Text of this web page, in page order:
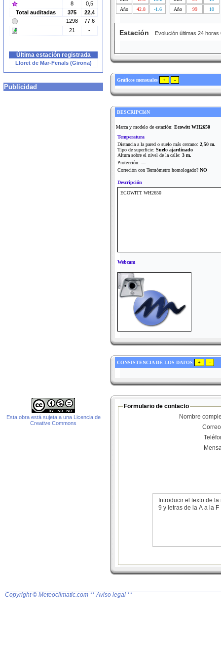
8
0,5
Total auditadas
375
22,4
1298
77.6
21
-
Última estación registrada
Lloret de Mar-Fenals (Girona)
Publicidad
Esta obra está sujeta a una Licencia de
Creative Commons
Año
42.8 -1.6 Año 99 10
Estación Evolución últimas 24 horas
Gráficos mensuales
DESCRIPCIóN
Marca y modelo de estación: Ecowitt WH2650
Temperatura
Distancia a la pared o suelo más cercano: 2,50 m.
Tipo de superficie: Suelo ajardinado
Altura sobre el nivel de la calle: 3 m.
Protección: ---
Correción con Termómetro homologado? NO
Descripción
ECOWITT WH2650
Webcam
CONSISTENCIA DE LOS DATOS
Formulario de contacto
Nombre
Introducir el texto de
9 y letras de la A a la F
Copyright © Meteoclimatic.com ** Aviso legal **